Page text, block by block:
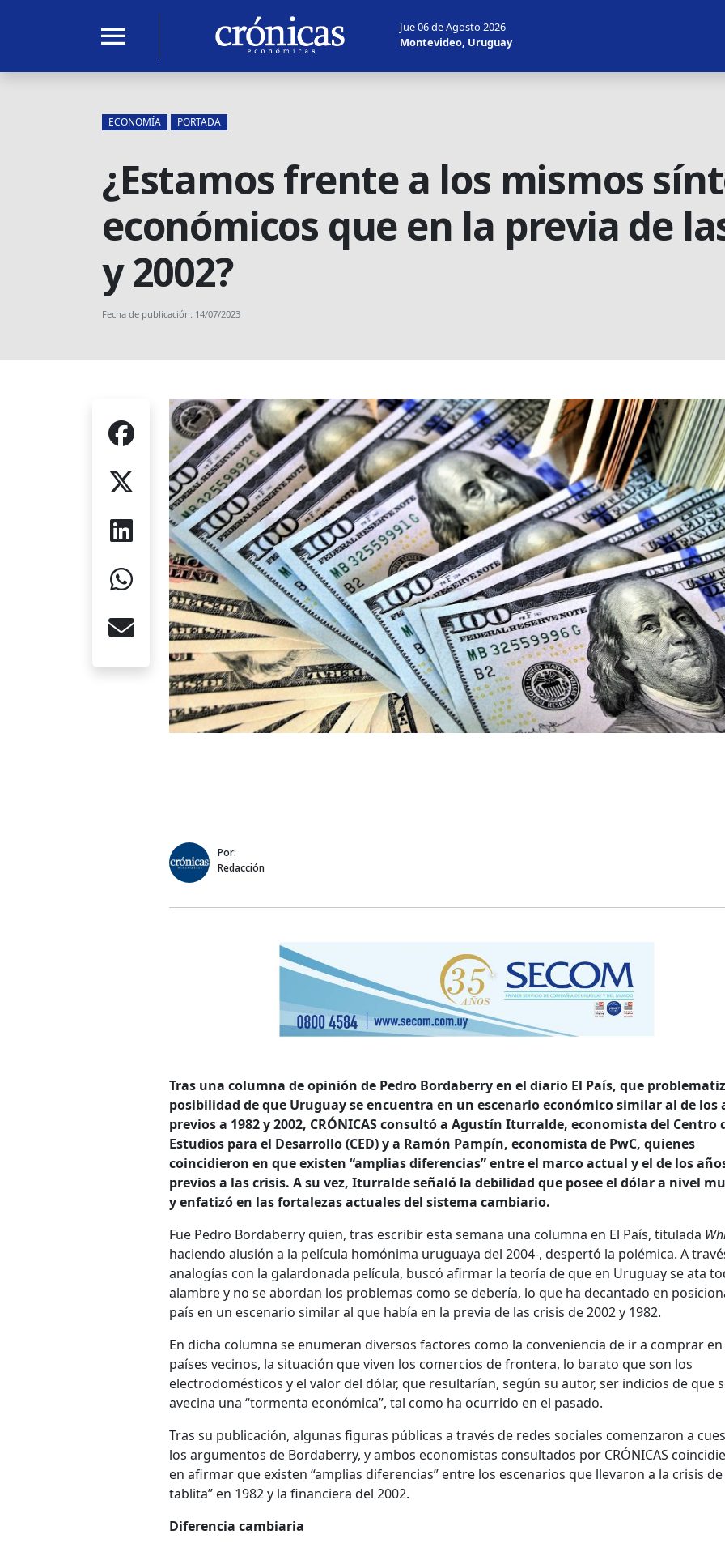
menu
Jue 06 de Agosto 2026
Montevideo, Uruguay
ECONOMÍA PORTADA
¿Estamos frente a los mismos
económicos que en la previa de
y 2002?
Fecha de publicación: 14/07/2023
Por:
Redacción
Tras una columna de opinión de Pedro Bordaberry en el diario El País, que
posibilidad de que Uruguay se encuentra en un escenario económico similar al de los
previos a 1982 y 2002, CRÓNICAS consultó a Agustín Iturralde, economista del Centro
Estudios para el Desarrollo (CED) y a Ramón Pampín, economista de PwC, quienes
coincidieron en que existen “amplias diferencias” entre el marco actual y el de los
previos a las crisis. A su vez, Iturralde señaló la debilidad que posee el dólar a nivel
y enfatizó en las fortalezas actuales del sistema cambiario.
Fue Pedro Bordaberry quien, tras escribir esta semana una columna en El País, titulada
haciendo alusión a la película homónima uruguaya del 2004-, despertó la polémica. A
analogías con la galardonada película, buscó afirmar la teoría de que en Uruguay se ata
alambre y no se abordan los problemas como se debería, lo que ha decantado en
país en un escenario similar al que había en la previa de las crisis de 2002 y 1982.
En dicha columna se enumeran diversos factores como la conveniencia de ir a comprar
países vecinos, la situación que viven los comercios de frontera, lo barato que son los
electrodomésticos y el valor del dólar, que resultarían, según su autor, ser indicios de que
avecina una “tormenta económica”, tal como ha ocurrido en el pasado.
Tras su publicación, algunas figuras públicas a través de redes sociales comenzaron a
los argumentos de Bordaberry, y ambos economistas consultados por CRÓNICAS
en afirmar que existen “amplias diferencias” entre los escenarios que llevaron a la crisis de
tablita” en 1982 y la financiera del 2002.
Diferencia cambiaria